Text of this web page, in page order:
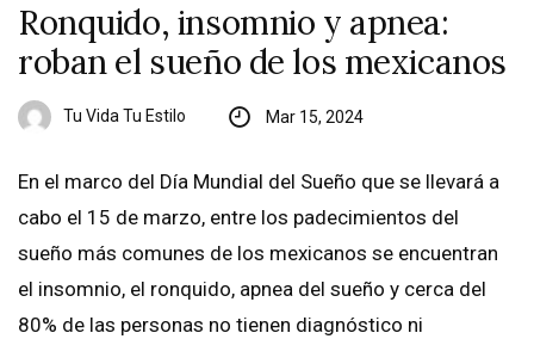
Ronquido, insomnio y apnea:
roban el sueño de los mexicanos
Tu Vida Tu Estilo Mar 15, 2024
En el marco del Día Mundial del Sueño que se llevará a
cabo el 15 de marzo, entre los padecimientos del
sueño más comunes de los mexicanos se encuentran
el insomnio, el ronquido, apnea del sueño y cerca del
80% de las personas no tienen diagnóstico ni